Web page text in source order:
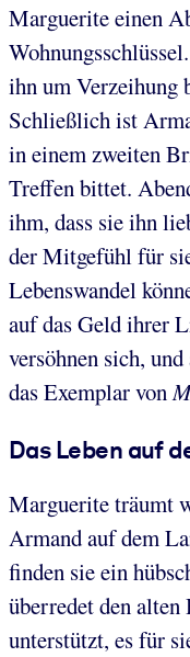
Marguerite einen
ihn um Verzeihung
Schließlich ist
in einem zweiten
Treffen bittet.
ihm, dass sie ihn
der Mitgefühl für
Lebenswandel
auf das Geld ihrer
versöhnen sich,
das Exemplar von
Das Leben auf
Marguerite träumt
Armand auf dem
finden sie ein
überredet den
unterstützt, es für